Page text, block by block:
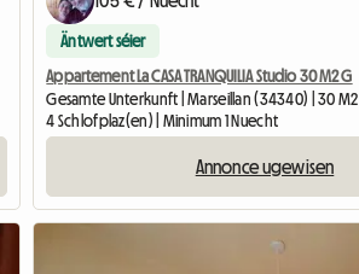
Äntwert séier
Appartement La CASA TRANQUILIA Studio 30 M2 G
Gesamte Unterkunft | Marseillan (34340) | 30 M2
4 Schlofplaz(en) | Minimum 1 Nuecht
Annonce ugewisen